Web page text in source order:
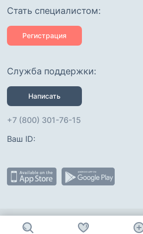
Cтать специалистом:
Регистрация
Служба поддержки:
Написать
+7 (800) 301-76-15
Ваш ID:
Присоединяйтесь :